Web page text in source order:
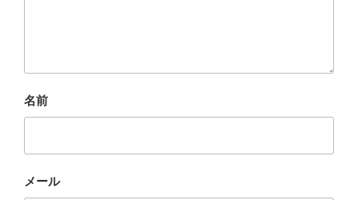
名前
メール